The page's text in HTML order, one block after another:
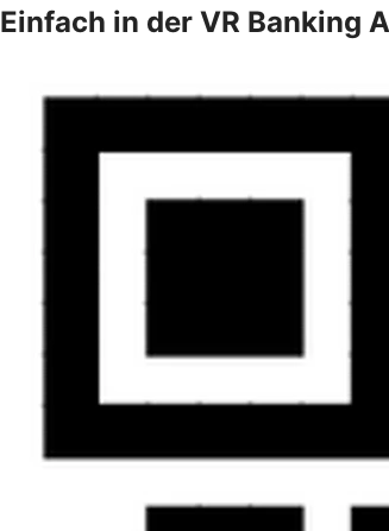
Einfach in der VR Banking